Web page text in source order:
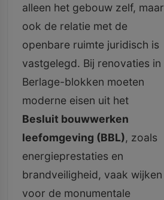
alleen het gebouw zelf, maar
ook de relatie met de
openbare ruimte juridisch is
vastgelegd. Bij renovaties in
Berlage-blokken moeten
moderne eisen uit het
Besluit bouwwerken
leefomgeving (BBL), zoals
energieprestaties en
brandveiligheid, vaak wijken
voor de monumentale